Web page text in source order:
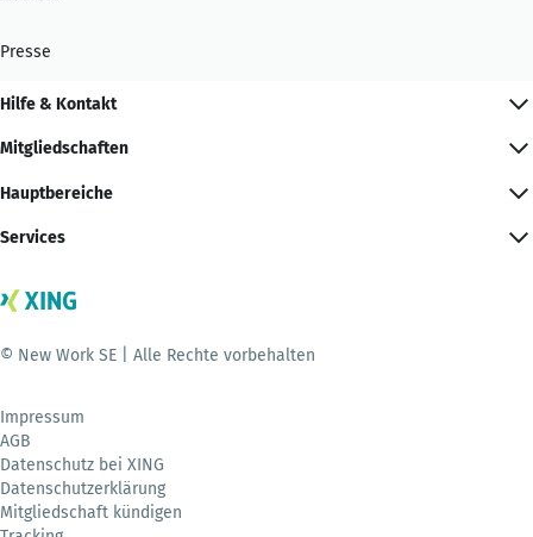
Presse
Hilfe & Kontakt
Mitgliedschaften
Hauptbereiche
Services
© New Work SE | Alle Rechte vorbehalten
Impressum
AGB
Datenschutz bei XING
Datenschutzerklärung
Mitgliedschaft kündigen